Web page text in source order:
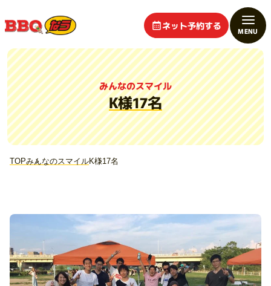
ネット予約する
みんなのスマイル
K様17名
TOPみんなのスマイルK様17名